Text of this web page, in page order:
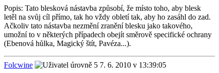
Popis: Tato blesková nástavba způsobí, že místo toho, aby blesk
letěl na svůj cíl přímo, tak ho vždy obletí tak, aby ho zasáhl do zad.
Ačkoliv tato nástavba nezmění zranění blesku jako takového,
umožní to v některých případech obejít směrově specifické ochrany
(Ebenová hůlka, Magický štít, Pavéza...).
Folcwine
7. 6. 2010 v 13:39:05